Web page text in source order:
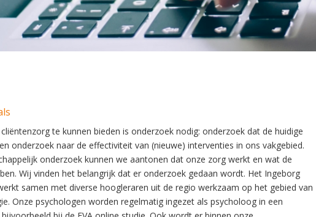
te kunnen bieden is onderzoek nodig: onderzoek dat de huidige
onderzoek naar de effectiviteit van (nieuwe) interventies in ons vakgebied.
onderzoek kunnen we aantonen dat onze zorg werkt en wat de
Wij vinden het belangrijk dat er onderzoek gedaan wordt. Het Ingeborg
samen met diverse hoogleraren uit de regio werkzaam op het gebied van
Onze psychologen worden regelmatig ingezet als psycholoog in een